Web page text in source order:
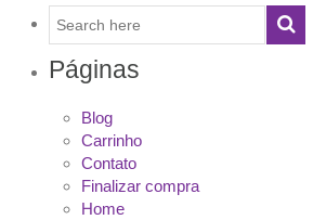
Páginas
Blog
Carrinho
Contato
Finalizar compra
Home